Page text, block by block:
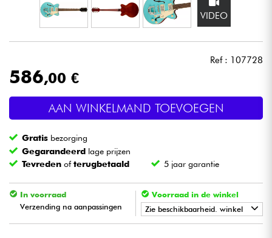
DJ
Licht
Drums & percussie
Blaasinstrument
Kinderen
VIDEO
Ref : 107728
586,00 €
AAN WINKELMAND TOEVOEGEN
Gratis bezorging
Gegarandeerd lage prijzen
Tevreden ofterugbetaald 5 jaar garantie
In voorraad
Verzending na aanpassingen
Voorraad in de winkel
Zie beschikbaarheid. winkel